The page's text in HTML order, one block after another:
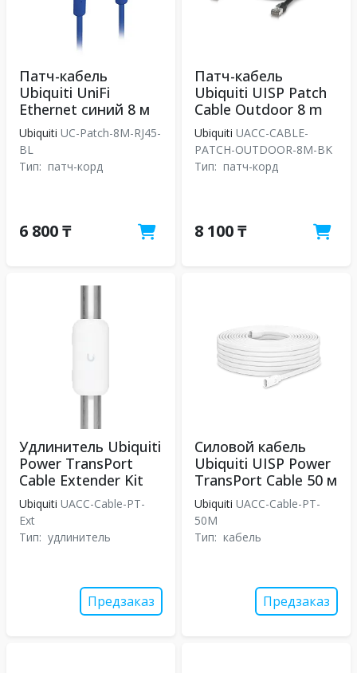
Патч-кабель
Ubiquiti UniFi
Ethernet синий 8 м
Ubiquiti UC-Patch-8M-RJ45-
BL
Тип: патч-корд
6 800 ₸
Патч-кабель
Ubiquiti UISP Patch
Cable Outdoor 8 m
Ubiquiti UACC-CABLE-
PATCH-OUTDOOR-8M-BK
Тип: патч-корд
8 100 ₸
Удлинитель Ubiquiti
Power TransPort
Cable Extender Kit
Ubiquiti UACC-Cable-PT-
Ext
Тип: удлинитель
Предзаказ
Силовой кабель
Ubiquiti UISP Power
TransPort Cable 50 м
Ubiquiti UACC-Cable-PT-
50M
Тип: кабель
Предзаказ